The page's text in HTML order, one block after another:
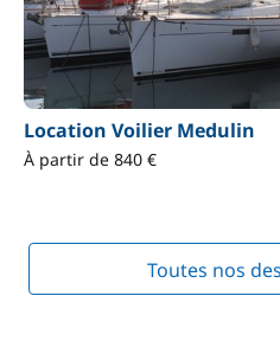
Location Voilier Medulin
À partir de 840 €
Toutes nos